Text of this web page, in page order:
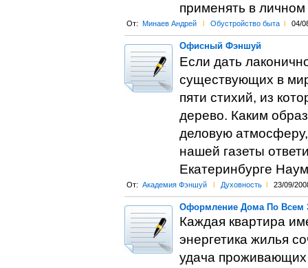
применять в
От: Минаев Андрей l Обустройство быта l 04/
Офисный Фэншуй
Если дать
существующих в
пяти стихий, из
дерево. Каким
деловую
нашей газеты
Екатеринбурге
От: Академия Фэншуй l Духовность l 23/09/
Оформление Дома По Всем
Каждая квартира
энергетика жилья
удача